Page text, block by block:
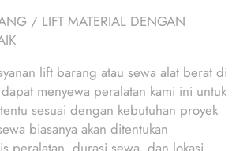
/ LIFT MATERIAL DENGAN
lift barang atau sewa alat berat di
menyewa peralatan kami ini untuk
sesuai dengan kebutuhan proyek
biasanya akan ditentukan